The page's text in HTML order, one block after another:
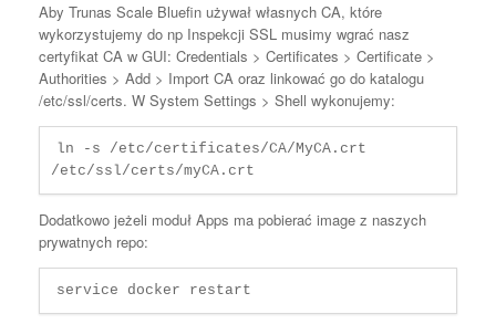
Aby Trunas Scale Bluefin używał własnych CA, które
wykorzystujemy do np Inspekcji SSL musimy wgrać nasz
certyfikat CA w GUI: Credentials > Certificates > Certificate >
Authorities > Add > Import CA oraz linkować go do katalogu
/etc/ssl/certs. W System Settings > Shell wykonujemy:
ln -s /etc/certificates/CA/MyCA.crt
/etc/ssl/certs/myCA.crt
Dodatkowo jeżeli moduł Apps ma pobierać image z naszych
prywatnych repo:
service docker restart